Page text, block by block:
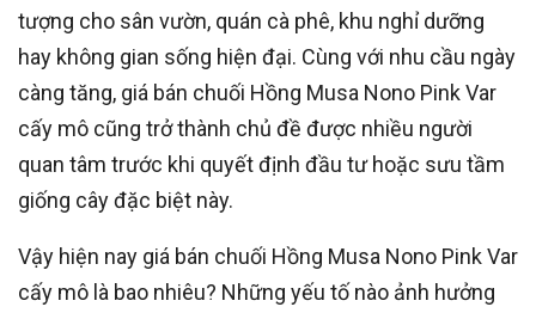
tượng cho sân vườn, quán cà phê, khu nghỉ dưỡng
hay không gian sống hiện đại. Cùng với nhu cầu ngày
càng tăng, giá bán chuối Hồng Musa Nono Pink Var
cấy mô cũng trở thành chủ đề được nhiều người
quan tâm trước khi quyết định đầu tư hoặc sưu tầm
giống cây đặc biệt này.
Vậy hiện nay giá bán chuối Hồng Musa Nono Pink Var
cấy mô là bao nhiêu? Những yếu tố nào ảnh hưởng